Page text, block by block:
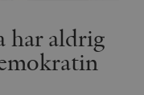
har aldrig